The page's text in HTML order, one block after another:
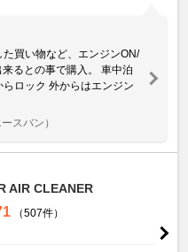
買い物など、エンジンON/
るとの事で購入。 車中泊
ロック 外からはエンジン
スバン）
AIR CLEANER
（507件）